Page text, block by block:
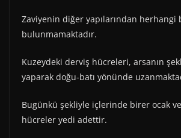
Zaviyenin diğer yapılarından herhangi
bulunmamaktadır.
Kuzeydeki derviş hücreleri, arsanın
yaparak doğu-batı yönünde
Bugünkü şekliyle içlerinde birer ocak
hücreler yedi adettir.